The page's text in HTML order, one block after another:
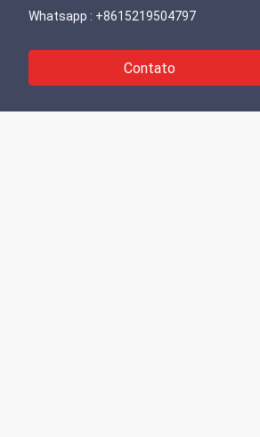
Whatsapp : +8615219504797
Contato